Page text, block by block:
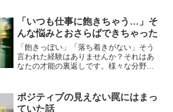
「いつも仕事に飽きちゃう…」そ
んな悩みとおさらばできちゃった
「飽きっぽい」「落ち着きがない」そう
言われた経験はありませんか？それはあ
なたの才能の裏返しです。様々な分野に
す。
ポジティブの見えない罠にはまっ
ていた話